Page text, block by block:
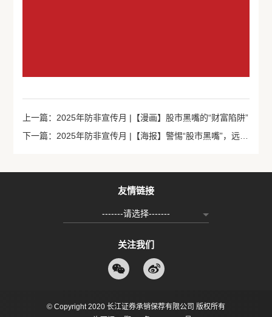
上一篇：2025年防非宣传月 |【漫画】股市黑嘴的“财富陷阱”
友情链接
-------请选择-------
关注我们
© Copyright 2020 长江证券承销保荐有限公司 版权所有